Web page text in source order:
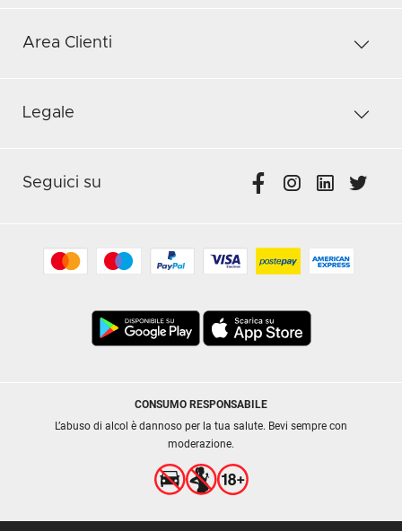
Area Clienti
Legale
Seguici su
CONSUMO RESPONSABILE
L’abuso di alcol è dannoso per la tua salute. Bevi sempre con
moderazione.